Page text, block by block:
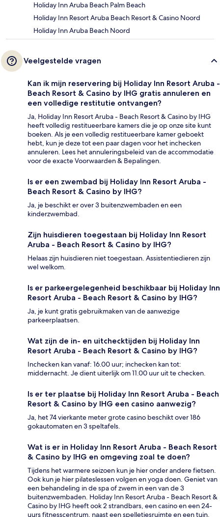
Holiday Inn Aruba Beach Palm Beach
Holiday Inn Resort Aruba Beach Resort & Casino Noord
Holiday Inn Aruba Beach Noord
Veelgestelde vragen
Kan ik mijn reservering bij Holiday Inn Resort Aruba -
Beach Resort & Casino by IHG gratis annuleren en
een volledige restitutie ontvangen?
Ja, Holiday Inn Resort Aruba - Beach Resort & Casino by IHG
heeft volledig restitueerbare kamers die je op onze site kunt
boeken. Als je een volledig restitueerbare kamer geboekt
hebt, kun je deze tot een paar dagen voor het inchecken
annuleren. Lees het annuleringsbeleid van de accommodatie
voor de exacte Voorwaarden & Bepalingen.
Is er een zwembad bij Holiday Inn Resort Aruba -
Beach Resort & Casino by IHG?
Ja, je beschikt er over 3 buitenzwembaden en een
kinderzwembad.
Zijn huisdieren toegestaan bij Holiday Inn Resort
Aruba - Beach Resort & Casino by IHG?
Helaas zijn huisdieren niet toegestaan. Assistentiedieren zijn
wel welkom.
Is er parkeergelegenheid beschikbaar bij Holiday Inn
Resort Aruba - Beach Resort & Casino by IHG?
Ja, je kunt gratis gebruikmaken van de aanwezige
parkeerplaatsen.
Wat zijn de in- en uitchecktijden bij Holiday Inn
Resort Aruba - Beach Resort & Casino by IHG?
Inchecken kan vanaf: 16.00 uur; inchecken kan tot:
middernacht. Je dient uiterlijk om 11.00 uur uit te checken.
Is er ter plaatse bij Holiday Inn Resort Aruba - Beach
Resort & Casino by IHG een casino aanwezig?
Ja, het 74 vierkante meter grote casino beschikt over 186
gokautomaten en 3 speltafels.
Wat is er in Holiday Inn Resort Aruba - Beach Resort
& Casino by IHG en omgeving zoal te doen?
Tijdens het warmere seizoen kun je hier onder andere fietsen.
Ook kun je hier pilateslessen volgen en yoga doen. Geniet van
een behandeling in de spa of zwem in een van de 3
buitenzwembaden. Holiday Inn Resort Aruba - Beach Resort &
Casino by IHG heeft ook 2 strandbars, een casino en een 24-
uurs fitnesscentrum, naast een spelletjesruimte en een tuin.